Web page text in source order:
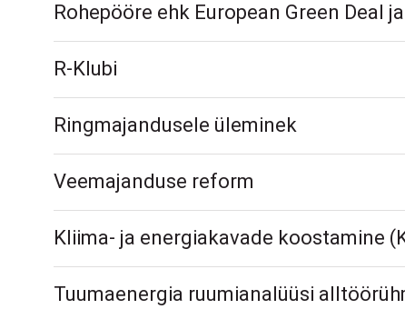
Rohepööre ehk European Green Deal
R-Klubi
Ringmajandusele üleminek
Veemajanduse reform
Kliima- ja energiakavade koostamine
Tuumaenergia ruumianalüüsi